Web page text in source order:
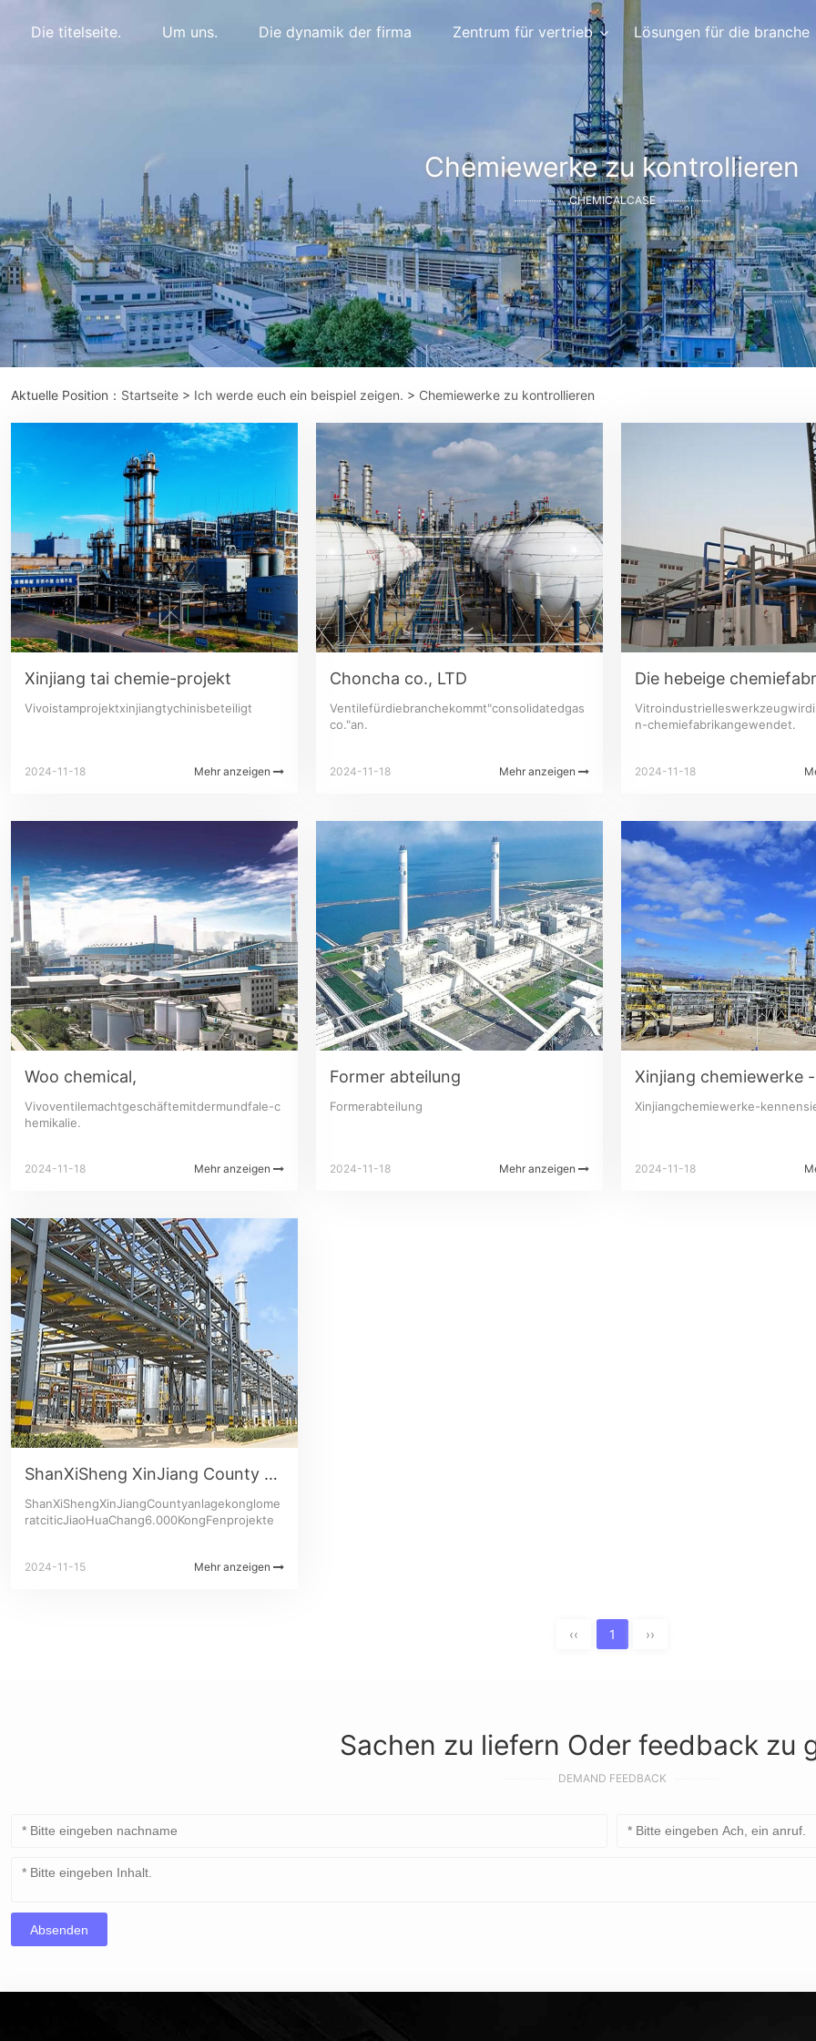
Die titelseite. Um uns. Die dynamik der firma Zentrum für vertrieb Lösungen für die branche
Chemiewerke zu kontrollieren
CHEMICALCASE
Aktuelle Position： Startseite > Ich werde euch ein beispiel zeigen. > Chemiewerke zu kontrollieren
Xinjiang tai chemie-projekt
Vivoistamprojektxinjiangtychinisbeteiligt
Mehr anzeigen
2024-11-18
Choncha co., LTD
Ventilefürdiebranchekommt"consolidatedgas
co."an.
Mehr anzeigen
2024-11-18
n-chemiefabrikangewendet.
2024-11-18
Woo chemical,
Vivoventilemachtgeschäftemitdermundfale-c
hemikalie.
Mehr anzeigen
2024-11-18
Former abteilung
Formerabteilung
Mehr anzeigen
2024-11-18
Xinjiangchemiewerke-
2024-11-18
ShanXiSheng XinJiang County anlagekonglomerat citic JiaoHuaChang 6.000 KongFen projekte
ShanXiShengXinJiangCountyanlagekonglome
ratciticJiaoHuaChang6.000KongFenprojekte
Mehr anzeigen
2024-11-15
‹‹ 1 ››
Sachen zu liefern Oder feedback zu
DEMAND FEEDBACK